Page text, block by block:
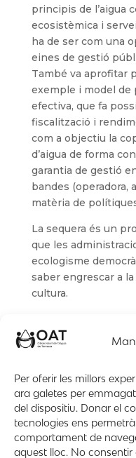
Per oferir les millors
ara galetes per
del dispositiu. Donar el
tecnologies ens
comportament de
aquest lloc. No
principis de l’aigua
ecosistèmica i
ha de ser com una
eines de gestió
També va aprofitar
exemple i model de
efectiva, que fa
fiscalització i
com a objectiu la
d’aigua de forma
garantia de gestió
bandes (operadora,
matèria de
La sequera és un
que les
ecologisme
saber engrescar a
cultura.